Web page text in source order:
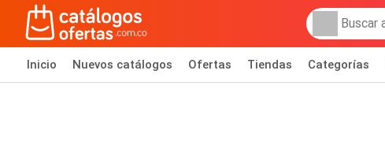
Inicio Nuevos catálogos Ofertas Tiendas Categorías